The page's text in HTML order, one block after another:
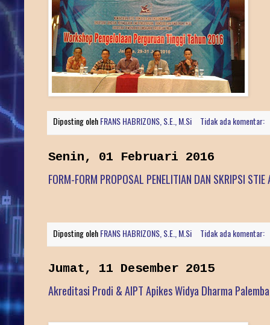
Diposting olehFRANS HABRIZONS, S.E., M.Si Tidak ada komentar:
Senin, 01 Februari 2016
FORM-FORM PROPOSAL PENELITIAN DAN SKRIPSI
Diposting olehFRANS HABRIZONS, S.E., M.Si Tidak ada komentar:
Jumat, 11 Desember 2015
Akreditasi Prodi & AIPT Apikes Widya Dharma